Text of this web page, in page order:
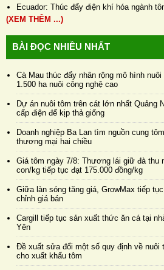
Ecuador: Thúc đẩy điện khí hóa ngành
(XEM THÊM ...)
BÀI ĐỌC NHIỀU NHẤT
Cà Mau thúc đẩy nhân rộng mô hình
1.500 ha nuôi công nghệ cao
Dự án nuôi tôm trên cát lớn nhất Quảng
cấp điện để kịp thả giống
Doanh nghiệp Ba Lan tìm nguồn cung
thương mại hai chiều
Giá tôm ngày 7/8: Thương lái giữ đà thu
con/kg tiếp tục đạt 175.000 đồng/kg
Giữa làn sóng tăng giá, GrowMax tiếp
chỉnh giá bán
Cargill tiếp tục sản xuất thức ăn cá tại
Yên
Đề xuất sửa đổi một số quy định về nuôi
cho xuất khẩu tôm